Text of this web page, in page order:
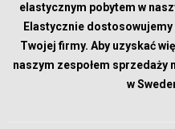
elastycznym pobytem w
Elastycznie
Twojej firmy. Aby uzyskać
naszym zespołem sprzedaży
w